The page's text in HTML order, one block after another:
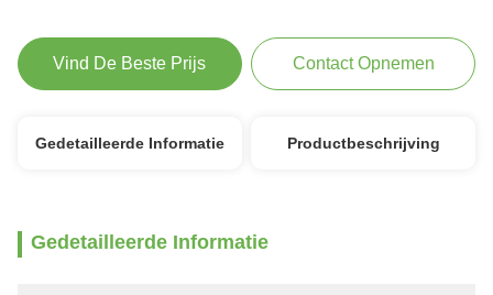
Vind De Beste Prijs Contact Opnemen
Gedetailleerde Informatie Productbeschrijving
Gedetailleerde Informatie